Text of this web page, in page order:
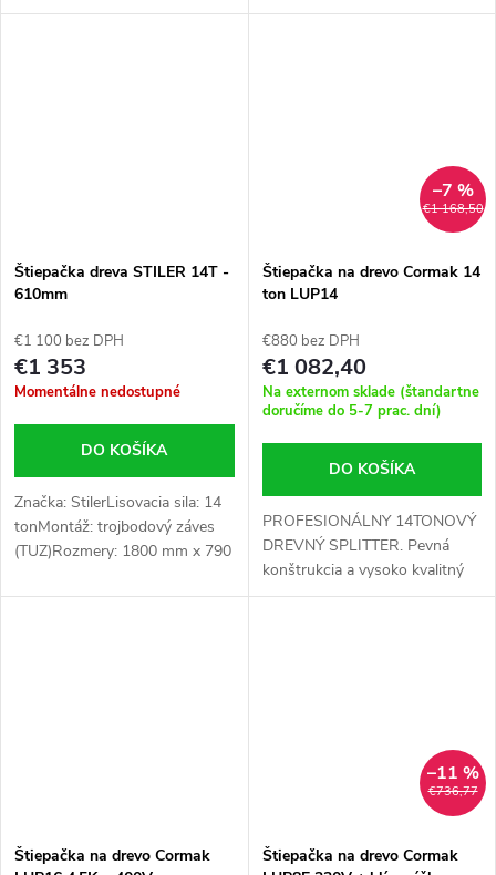
pomocou sily vlastných
840 mm x 690 mmHmotnosť:
Štiepačka dreva STILER 14T -
610mm
€1 100 bez DPH
€1 353
Momentálne nedostupné
DO KOŠÍKA
Značka: StilerLisovacia sila: 14
tonMontáž: trojbodový záves
(TUZ)Rozmery: 1800 mm x 790
kg
€1 168,50
–7 %
Štiepačka na drevo Cormak 14
ton LUP14
€880 bez DPH
€1 082,40
Na externom sklade (štandartne
doručíme do 5-7 prac. dní)
DO KOŠÍKA
PROFESIONÁLNY 14TONOVÝ
DREVNÝ SPLITTER. Pevná
konštrukcia a vysoko kvalitný
klin zaručujú dlhú životnosť a
Štiepačka na drevo Cormak
€736,77
–11 %
Štiepačka na drevo Cormak